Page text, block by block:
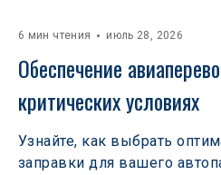
6 мин чтения июль 28, 2026
Обеспечение
критических условиях
Узнайте, как выбрать
заправки для вашего